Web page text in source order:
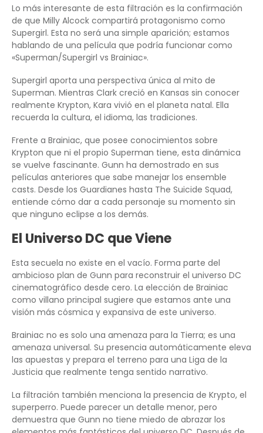
Lo más interesante de esta filtración es la confirmación
de que Milly Alcock compartirá protagonismo como
Supergirl. Esta no será una simple aparición; estamos
hablando de una película que podría funcionar como
«Superman/Supergirl vs Brainiac».
Supergirl aporta una perspectiva única al mito de
Superman. Mientras Clark creció en Kansas sin conocer
realmente Krypton, Kara vivió en el planeta natal. Ella
recuerda la cultura, el idioma, las tradiciones.
Frente a Brainiac, que posee conocimientos sobre
Krypton que ni el propio Superman tiene, esta dinámica
se vuelve fascinante. Gunn ha demostrado en sus
películas anteriores que sabe manejar los ensemble
casts. Desde los Guardianes hasta The Suicide Squad,
entiende cómo dar a cada personaje su momento sin
que ninguno eclipse a los demás.
El Universo DC que Viene
Esta secuela no existe en el vacío. Forma parte del
ambicioso plan de Gunn para reconstruir el universo DC
cinematográfico desde cero. La elección de Brainiac
como villano principal sugiere que estamos ante una
visión más cósmica y expansiva de este universo.
Brainiac no es solo una amenaza para la Tierra; es una
amenaza universal. Su presencia automáticamente eleva
las apuestas y prepara el terreno para una Liga de la
Justicia que realmente tenga sentido narrativo.
La filtración también menciona la presencia de Krypto, el
superperro. Puede parecer un detalle menor, pero
demuestra que Gunn no tiene miedo de abrazar los